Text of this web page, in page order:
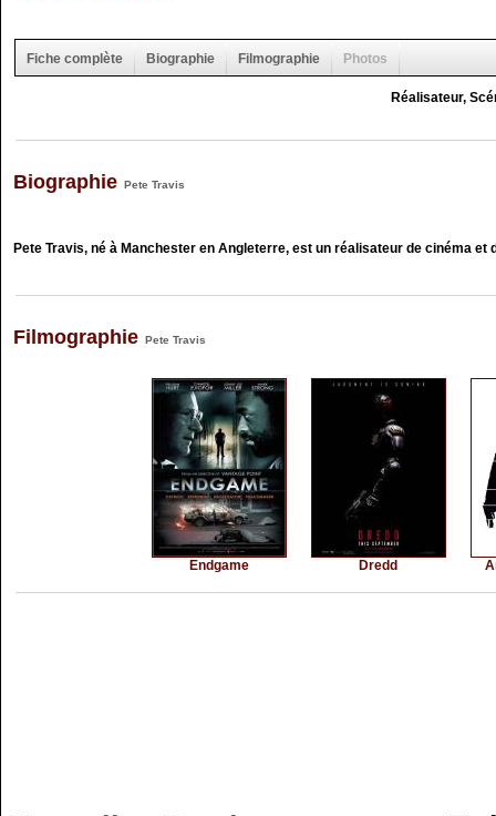
Fiche complète Biographie Filmographie Photos
Réalisateur,
Biographie Pete Travis
Pete Travis, né à Manchester en Angleterre, est un réalisateur de cinéma et
Filmographie Pete Travis
Endgame Dredd